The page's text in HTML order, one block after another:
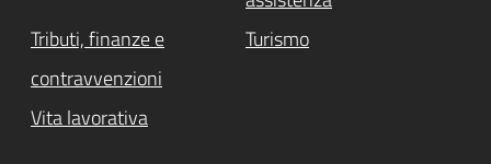
Tributi, finanze e
contravvenzioni
Turismo
Vita lavorativa